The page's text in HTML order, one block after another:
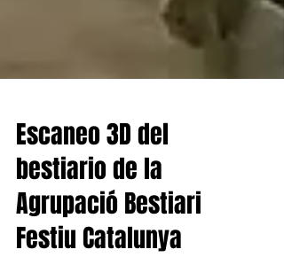
Escaneo 3D del
bestiario de la
Agrupació Bestiari